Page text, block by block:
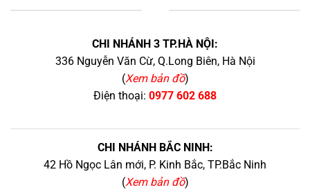
CHI NHÁNH 3 TP.HÀ NỘI:
336 Nguyễn Văn Cừ, Q.Long Biên, Hà Nội
(Xem bản đồ)
Điện thoại: 0977 602 688
CHI NHÁNH BẮC NINH:
42 Hồ Ngọc Lân mới, P. Kinh Bắc, TP.Bắc Ninh
(Xem bản đồ)